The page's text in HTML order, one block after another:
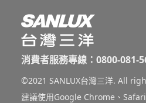
消費者服務專線：0800-081-
©2021 SANLUX台灣三洋. All
建議使用Google Chrome、